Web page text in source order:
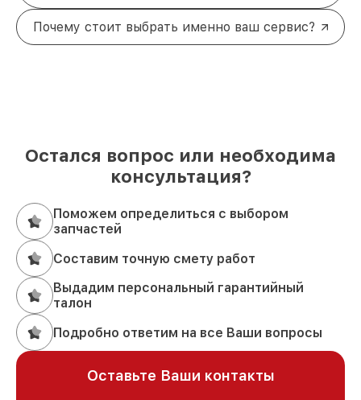
Почему стоит выбрать именно ваш сервис?
Остался вопрос или необходима
консультация?
Поможем определиться с выбором
запчастей
Составим точную смету работ
Выдадим персональный гарантийный
талон
Подробно ответим на все Ваши вопросы
Оставьте Ваши контакты